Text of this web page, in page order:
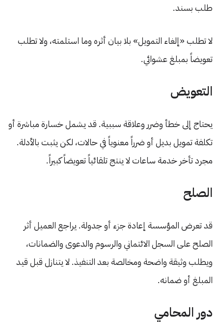
طلب بسند.
لا تطلب «إلغاء التمويل» بلا بيان أثره وما استلمته، ولا تطلب
تعويضاً بمبلغ عشوائي.
التعويض
يحتاج إلى خطأ وضرر وعلاقة سببية. قد يشمل خسارة مباشرة أو
تكلفة تمويل بديل أو ضرراً معنوياً في حالات، لكن يثبت بالأدلة.
مجرد تأخر خدمة ساعات لا ينتج تلقائياً تعويضاً كبيراً.
الصلح
قد تعرض المؤسسة إعادة جزء أو جدولة. يراجع العميل أثر
الصلح على السجل الائتماني والرسوم والدعوى والضمانات،
ويطلب وثيقة واضحة ومخالصة بعد التنفيذ. لا يتنازل قبل قيد
المبلغ أو ضمانه.
دور المحامي